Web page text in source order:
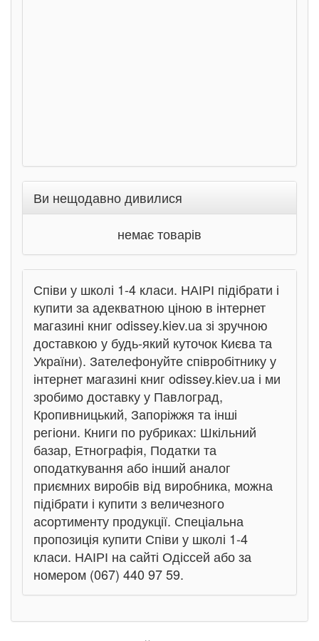
Ви нещодавно дивилися
немає товарів
Співи у школі 1-4 класи. НАІРІ підібрати і
купити за адекватною ціною в інтернет
магазині книг odissey.kiev.ua зі зручною
доставкою у будь-який куточок Києва та
України). Зателефонуйте співробітнику у
інтернет магазині книг odissey.kiev.ua і ми
зробимо доставку у Павлоград,
Кропивницький, Запоріжжя та інші
регіони. Книги по рубриках: Шкільний
базар, Етнографія, Податки та
оподаткування або інший аналог
приємних виробів від виробника, можна
підібрати і купити з величезного
асортименту продукції. Спеціальна
пропозиція купити Співи у школі 1-4
класи. НАІРІ на сайті Одіссей або за
номером (067) 440 97 59.